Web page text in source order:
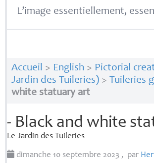
L’image essentiellement,
Accueil > English > Pictorial
Jardin des Tuileries)> Tuileries
white statuary art
- Black and white
Le Jardin des Tuileries
dimanche 10 septembre 2023 , par